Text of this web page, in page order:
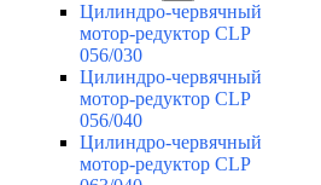
Цилиндро-червячный
мотор-редуктор CLP
056/030
Цилиндро-червячный
мотор-редуктор CLP
056/040
Цилиндро-червячный
мотор-редуктор CLP